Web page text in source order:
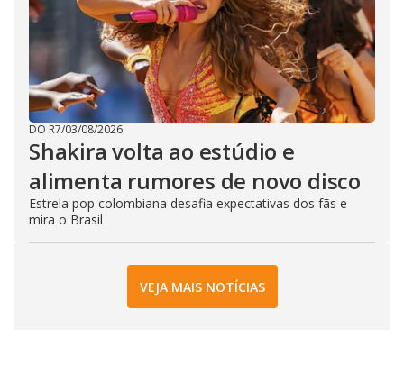
DO R7/03/08/2026
Shakira volta ao estúdio e
alimenta rumores de novo disco
Estrela pop colombiana desafia expectativas dos fãs e
mira o Brasil
VEJA MAIS NOTÍCIAS